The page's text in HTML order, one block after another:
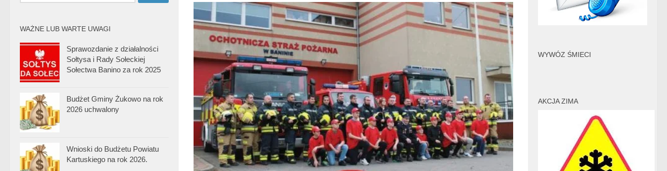
WAŻNE LUB WARTE UWAGI
Sprawozdanie z działalności
Sołtysa i Rady Sołeckiej
Sołectwa Banino za rok 2025
Budżet Gminy Żukowo na rok
2026 uchwalony
Wnioski do Budżetu Powiatu
Kartuskiego na rok 2026.
WYWÓZ ŚMIECI
AKCJA ZIMA